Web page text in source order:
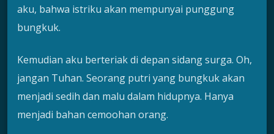
aku, bahwa istriku akan mempunyai punggung
bungkuk.
Kemudian aku berteriak di depan sidang surga. Oh,
jangan Tuhan. Seorang putri yang bungkuk akan
menjadi sedih dan malu dalam hidupnya. Hanya
menjadi bahan cemoohan orang.